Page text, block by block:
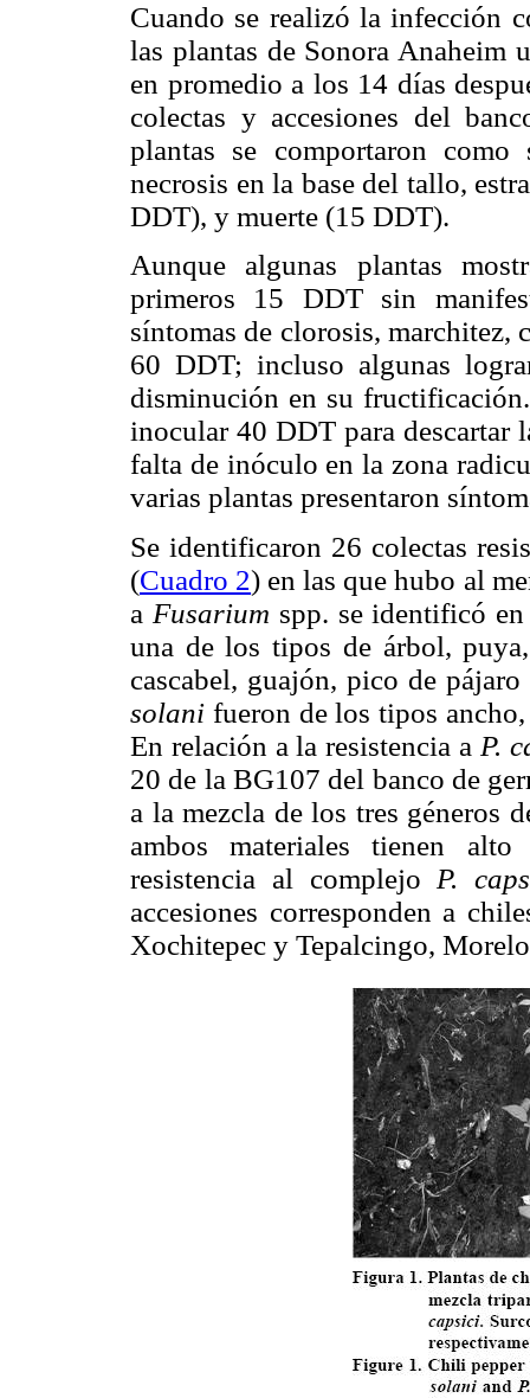
Cuando se realizó la infección
las plantas de Sonora Anaheim
en promedio a los 14 días
colectas y accesiones del
plantas se comportaron como
necrosis en la base del tallo,
DDT), y muerte (15 DDT).
Aunque algunas plantas
primeros 15 DDT sin
síntomas de clorosis, marchitez,
60 DDT; incluso algunas
disminución en su
inocular 40 DDT para descartar
falta de inóculo en la zona
varias plantas presentaron
Se identificaron 26 colectas
(Cuadro 2) en las que hubo al
a Fusarium spp. se identificó
una de los tipos de árbol,
cascabel, guajón, pico de
solani fueron de los tipos
En relación a la resistencia a P.
20 de la BG107 del banco de
a la mezcla de los tres géneros
ambos materiales tienen
resistencia al complejo P.
accesiones corresponden a
Xochitepec y Tepalcingo,